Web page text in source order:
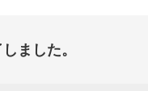
ました。